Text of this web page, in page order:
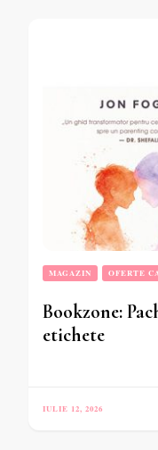
MAGAZIN OFERTE
Bookzone:
etichete
IULIE 12, 2026